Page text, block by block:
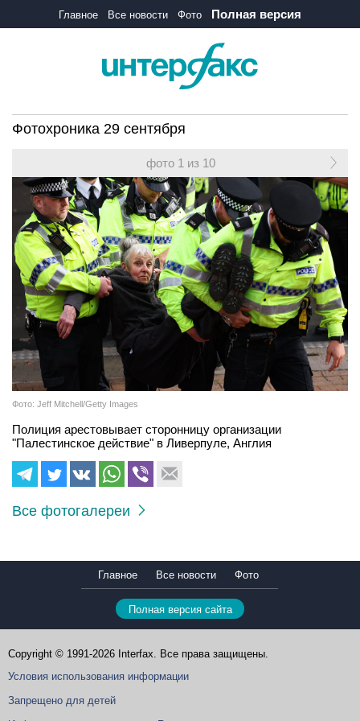
Главное Все новости Фото Полная версия
Фотохроника 29 сентября
фото 1 из 10
Фото: Jeff Mitchell/Getty Images
Полиция арестовывает сторонницу организации
"Палестинское действие" в Ливерпуле, Англия
Все фотогалереи
Главное Все новости Фото
Полная версия сайта
Copyright © 1991-2026 Interfax. Все права защищены.
Условия использования информации
Запрещено для детей